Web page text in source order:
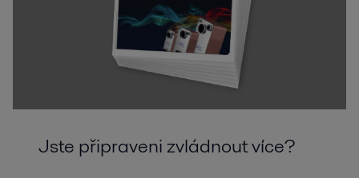
Hydraulické pohony
Alfa Laval pomáhá zákazníkům na celém světě správně chladit a
filtrovat hydraulické oleje a mazací oleje, aby mohli plně využít výkon
Jste připraveni zvládnout více?